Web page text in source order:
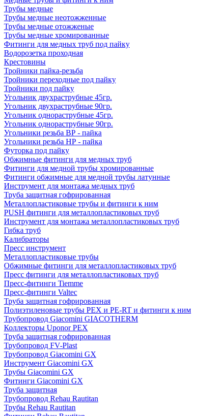
Трубы медные
Трубы медные неотожженные
Трубы медные отожженые
Трубы медные хромированные
Фитинги для медных труб под пайку
Водорозетка проходная
Крестовины
Тройники пайка-резьба
Тройники переходные под пайку
Тройники под пайку
Угольник двухраструбные 45гр.
Угольник двухраструбные 90гр.
Угольник однораструбные 45гр.
Угольник однораструбные 90гр.
Угольники резьба ВР - пайка
Угольники резьба НР - пайка
Футорка под пайку
Обжимные фитинги для медных труб
Фитинги для медной трубы хромированные
Фитинги обжимные для медной трубы латунные
Инструмент для монтажа медных труб
Труба защитная гофрированная
Металлопластиковые трубы и фитинги к ним
PUSH фитинги для металлопластиковых труб
Инструмент для монтажа металлопластиковых труб
Гибка труб
Калибраторы
Пресс инструмент
Металлопластиковые трубы
Обжимные фитинги для металлопластиковых труб
Пресс фитинги для металлопластиковых труб
Пресс-фитинги Tiemme
Пресс-фитинги Valtec
Труба защитная гофрированная
Полиэтиленовые трубы PEX и PE-RT и фитинги к ним
Трубопровод Giacomini GIACOTHERM
Коллекторы Uponor PEX
Труба защитная гофрированная
Трубопровод FV-Plast
Трубопровод Giacomini GX
Инструмент Giacomini GX
Трубы Giacomini GX
Фитинги Giacomini GX
Труба защитная
Трубопровод Rehau Rautitan
Трубы Rehau Rautitan